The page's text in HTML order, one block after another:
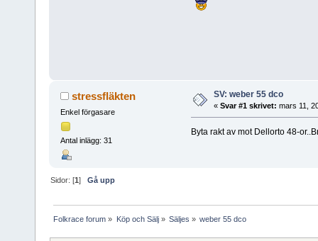
stressfläkten
Enkel förgasare
Antal inlägg: 31
SV: weber 55 dco
« Svar #1 skrivet: mars 11,
Byta rakt av mot Dellorto 48-
Sidor: [1]Gå upp
Folkrace forum » Köp och Sälj» Säljes » weber 55 dco